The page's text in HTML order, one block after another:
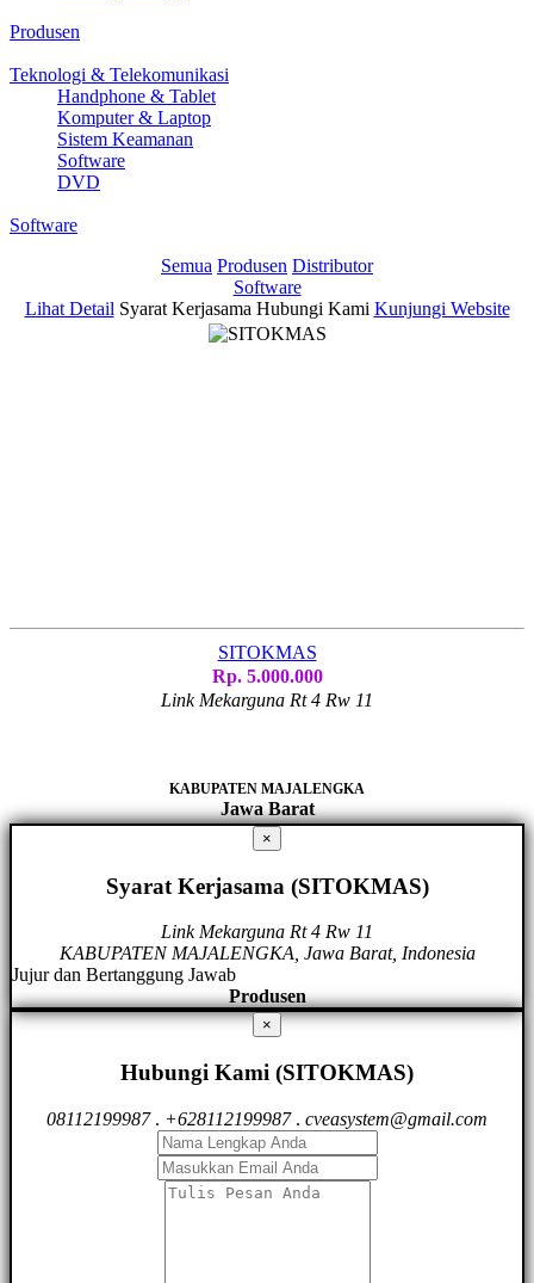
Produsen
Teknologi & Telekomunikasi
Handphone & Tablet
Komputer & Laptop
Sistem Keamanan
Software
DVD
Software
Semua Produsen Distributor
Software
Lihat Detail Syarat Kerjasama Hubungi Kami Kunjungi Website
SITOKMAS
Rp. 5.000.000
Link Mekarguna Rt 4 Rw 11
KABUPATEN MAJALENGKA
Jawa Barat
×
Syarat Kerjasama (SITOKMAS)
Link Mekarguna Rt 4 Rw 11
KABUPATEN MAJALENGKA, Jawa Barat, Indonesia
Jujur dan Bertanggung Jawab
Produsen
×
Hubungi Kami (SITOKMAS)
08112199987. +628112199987. cveasystem@gmail.com